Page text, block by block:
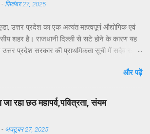
- सितंबर 27, 2025
उत्तर प्रदेश का एक अत्यंत महत्वपूर्ण औद्योगिक एवं
शहर है। राजधानी दिल्ली से सटे होने के कारण यह
प्रदेश सरकार की प्राथमिकता सूची में सदैव रहा
वर्षों में नोएडा, ग्रेटर नोएडा और यमुना एक्सप्रेसवे क्षेत्रों
दौरा किया है।परंतु, यह अत्यंत खेदजनक है कि
सांसद डॉ. महेश शर्मा एवं विधायक श्री पंकज सिंह
के विकास में अपेक्षित सक्रियता नहीं दिखा रहे हैं।
और पढ़ें
रहा छठ महापर्व,पवित्रता, संयम
- अक्टूबर 27, 2025